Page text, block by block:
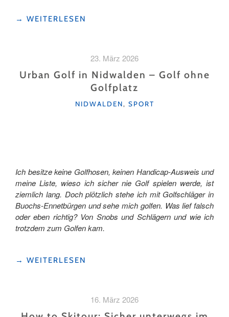
"AUF
→ WEITERLESEN
23. März 2026
Urban Golf in Nidwalden – Golf ohne
Golfplatz
KATEGORIEN
NIDWALDEN, SPORT
Ich besitze keine Golfhosen, keinen Handicap-Ausweis und
meine Liste, wieso ich sicher nie Golf spielen werde, ist
ziemlich lang. Doch plötzlich stehe ich mit Golfschläger in
Buochs-Ennetbürgen und sehe mich golfen. Was lief falsch
oder eben richtig? Von Snobs und Schlägern und wie ich
trotzdem zum Golfen kam.
"URBAN
GOLF
→ WEITERLESEN
16. März 2026